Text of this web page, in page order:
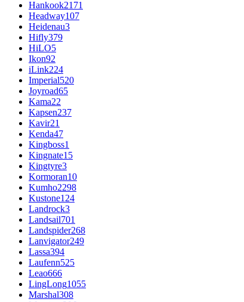
Hankook2171
Headway107
Heidenau3
Hifly379
HiLO5
Ikon92
iLink224
Imperial520
Joyroad65
Kama22
Kapsen237
Kavir21
Kenda47
Kingboss1
Kingnate15
Kingtyre3
Kormoran10
Kumho2298
Kustone124
Landrock3
Landsail701
Landspider268
Lanvigator249
Lassa394
Laufenn525
Leao666
LingLong1055
Marshal308